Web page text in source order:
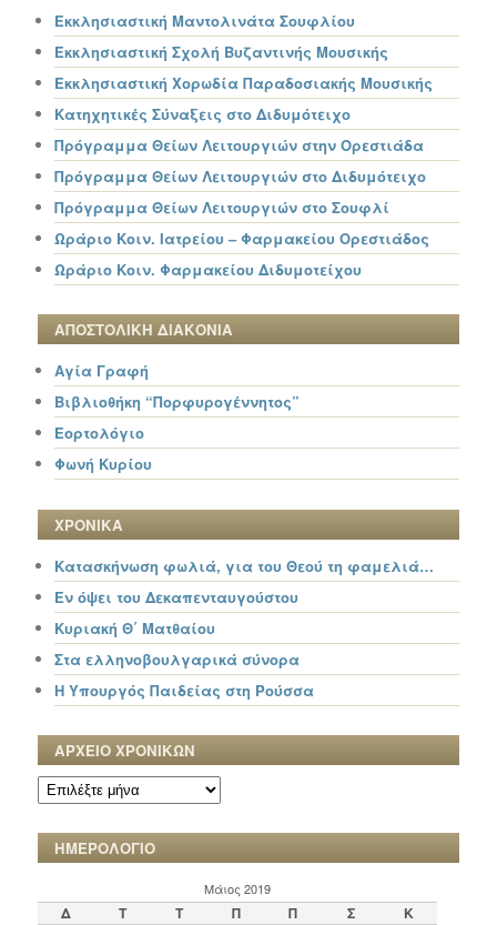
Εκκλησιαστική Μαντολινάτα Σουφλίου
Εκκλησιαστική Σχολή Βυζαντινής Μουσικής
Εκκλησιαστική Χορωδία Παραδοσιακής Μουσικής
Κατηχητικές Σύναξεις στο Διδυμότειχο
Πρόγραμμα Θείων Λειτουργιών στην Ορεστιάδα
Πρόγραμμα Θείων Λειτουργιών στο Διδυμότειχο
Πρόγραμμα Θείων Λειτουργιών στο Σουφλί
Ωράριο Κοιν. Ιατρείου – Φαρμακείου Ορεστιάδος
Ωράριο Κοιν. Φαρμακείου Διδυμοτείχου
ΑΠΟΣΤΟΛΙΚΗ ΔΙΑΚΟΝΙΑ
Αγία Γραφή
Βιβλιοθήκη “Πορφυρογέννητος”
Εορτολόγιο
Φωνή Κυρίου
ΧΡΟΝΙΚΑ
Κατασκήνωση φωλιά, για του Θεού τη φαμελιά…
Εν όψει του Δεκαπενταυγούστου
Κυριακή Θ΄ Ματθαίου
Στα ελληνοβουλγαρικά σύνορα
Η Υπουργός Παιδείας στη Ρούσσα
ΑΡΧΕΙΟ ΧΡΟΝΙΚΩΝ
ΑΡΧΕΙΟ
ΧΡΟΝΙΚΩΝ
ΗΜΕΡΟΛΟΓΙΟ
Μάιος 2019
Δ Τ Τ Π Π Σ
Κ